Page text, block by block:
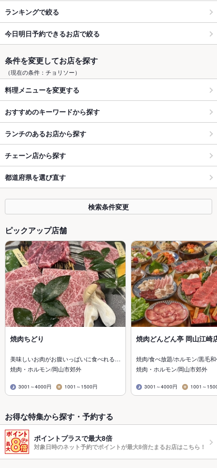
ランキングで絞る
今日明日予約できるお店で絞る
条件を変更してお店を探す
（現在の条件：チョリソー）
料理メニューを変更する
おすすめのキーワードから探す
ランチのあるお店から探す
チェーン店から探す
都道府県を選び直す
検索条件変更
ピックアップ店舗
焼肉ちどり
美味しいお肉がお腹いっぱいに食べれる…
焼肉・ホルモン/岡山市郊外
3001～4000円 1001～1500円
焼肉どんどん亭 岡山江崎
焼肉/食べ放題/ホルモン/黒毛
焼肉・ホルモン/岡山市郊外
3001～4000円 1001～
お得な特集から探す・予約する
ポイントプラスで最大8倍
対象日時のネット予約でポイントが最大8倍たまるお店はこちら！